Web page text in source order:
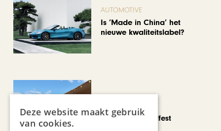
AUTOMOTIVE
Is ‘Made in China’ het
nieuwe kwaliteitslabel?
Noorbeek Foodfest
Deze website maakt gebruik
van cookies.